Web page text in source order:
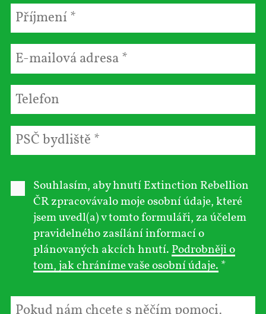
Souhlasím, aby hnutí Extinction Rebellion
ČR zpracovávalo moje osobní údaje, které
jsem uvedl(a) v tomto formuláři, za účelem
pravidelného zasílání informací o
plánovaných akcích hnutí. Podrobněji o
tom, jak chráníme vaše osobní údaje. *